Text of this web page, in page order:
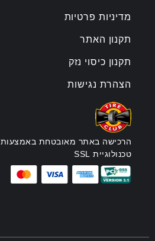
מדיניות פרטיות
תקנון האתר
תקנון כיסוי נזק
הצהרת נגישות
הרכישה באתר מאובטחת באמצעות
טכנולוגיית SSL